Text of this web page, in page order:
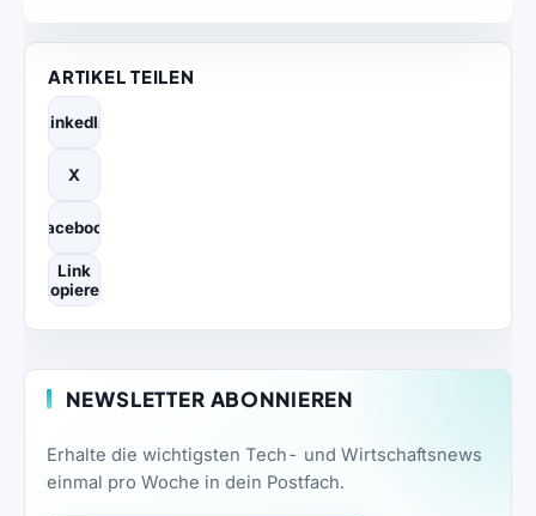
ARTIKEL TEILEN
LinkedIn
X
Facebook
Link
kopieren
NEWSLETTER ABONNIEREN
Erhalte die wichtigsten Tech- und Wirtschaftsnews
einmal pro Woche in dein Postfach.